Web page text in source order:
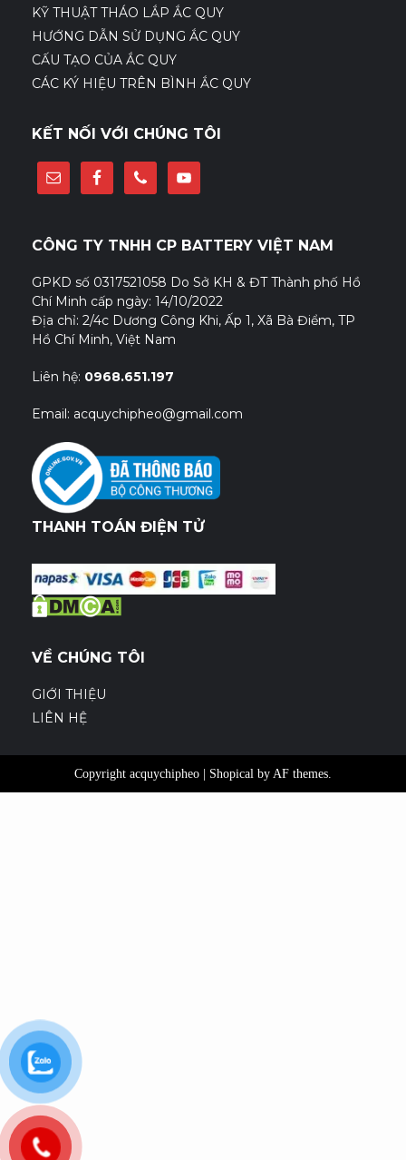
KỸ THUẬT THÁO LẮP ẮC QUY
HƯỚNG DẪN SỬ DỤNG ẮC QUY
CẤU TẠO CỦA ẮC QUY
CÁC KÝ HIỆU TRÊN BÌNH ẮC QUY
KẾT NỐI VỚI CHÚNG TÔI
CÔNG TY TNHH CP BATTERY VIỆT NAM
GPKD số 0317521058 Do Sở KH & ĐT Thành phố Hồ
Chí Minh cấp ngày: 14/10/2022
Địa chỉ: 2/4c Dương Công Khi, Ấp 1, Xã Bà Điểm, TP
Hồ Chí Minh, Việt Nam
Liên hệ: 0968.651.197
Email: acquychipheo@gmail.com
THANH TOÁN ĐIỆN TỬ
VỀ CHÚNG TÔI
GIỚI THIỆU
LIÊN HỆ
Copyright acquychipheo | Shopical by AF themes.